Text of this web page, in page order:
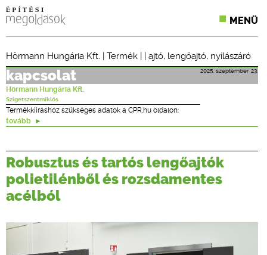
MENÜ
ÉPÍTÉSI JOG
ONLINE KÉPZÉSEK
TERVEZÉSI SEGÉDLETEK
Hörmann Hungária Kft. | Termék | | ajtó, lengőajtó, nyílászáró
2025. szeptember 23.
kapcsolat
Hörmann Hungária Kft.
Szigetszentmiklós
Termékkiíráshoz szükséges adatok a CPR.hu oldalon:
tovább
Robusztus és tartós lengőajtók
polietilénből és rozsdamentes
acélból